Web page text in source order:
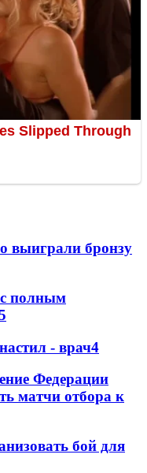
выиграли бронзу
полным
- врач4
Федерации
матчи отбора к
бой для